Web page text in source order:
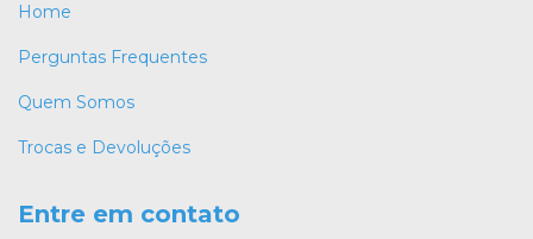
Home
Perguntas Frequentes
Quem Somos
Trocas e Devoluções
Entre em contato